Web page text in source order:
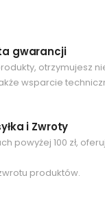
gwarancji
otrzymujesz
wsparcie
i Zwroty
powyżej 100 zł,
produktów.